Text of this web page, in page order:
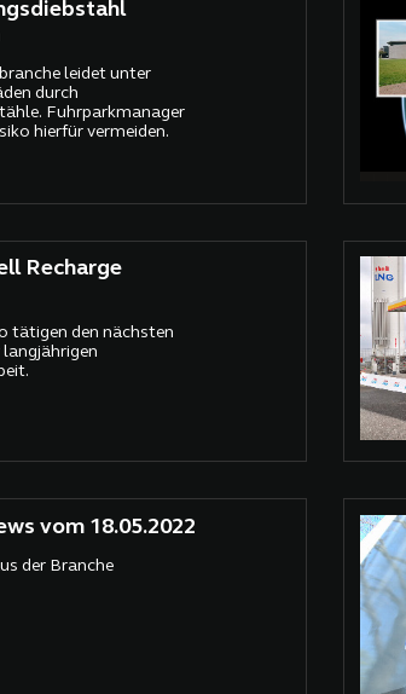
leidet unter
durch
Fuhrparkmanager
hierfür vermeiden.
Recharge
tätigen den nächsten
vom 18.05.2022
der Branche